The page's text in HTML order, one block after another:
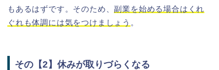
もあるはずです。そのため、副業を始める場合はくれ
ぐれも体調には気をつけましょう 。
その【2】休みが取りづらくなる